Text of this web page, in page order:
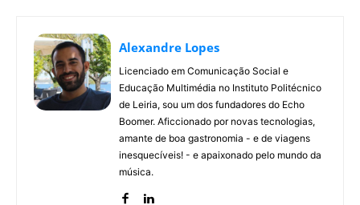
Alexandre Lopes
Licenciado em Comunicação Social e
Educação Multimédia no Instituto Politécnico
de Leiria, sou um dos fundadores do Echo
Boomer. Aficcionado por novas tecnologias,
amante de boa gastronomia - e de viagens
inesquecíveis! - e apaixonado pelo mundo da
música.